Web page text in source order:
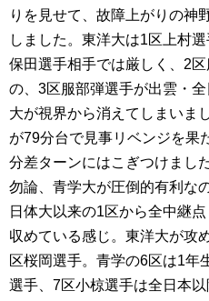
りを見せて、故障上がりの神
しました。東洋大は1区上村
保田選手相手では厳しく、2
の、3区服部弾選手が出雲・
大が視界から消えてしまいま
が79分台で見事リベンジを果
分差ターンにはこぎつけました
勿論、青学大が圧倒的有利な
日体大以来の1区から全中継
収めている感じ。東洋大が攻
区桜岡選手。青学の6区は1年
選手、7区小椋選手は全日本